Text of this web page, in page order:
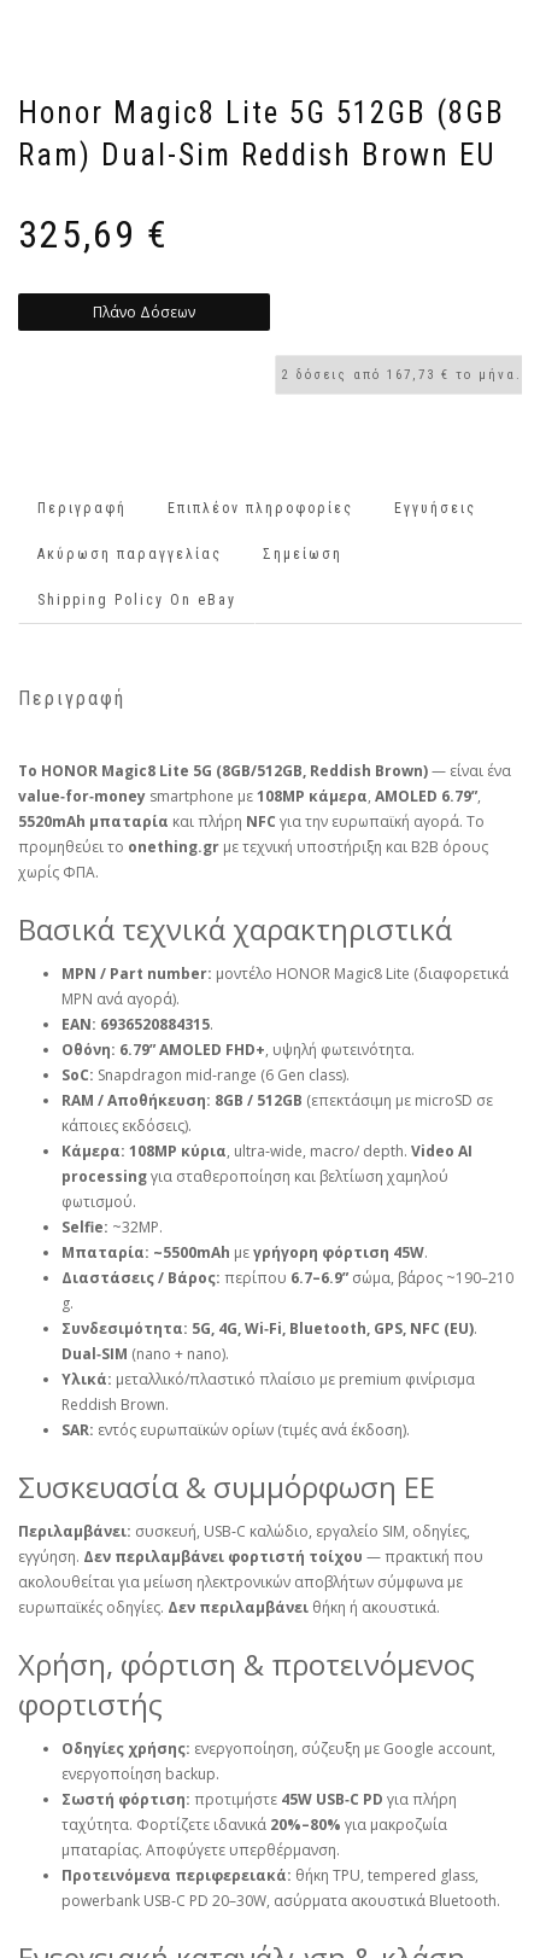
Honor Magic8 Lite 5G 512GB (8GB
Ram) Dual-Sim Reddish Brown EU
325,69 €
Πλάνο Δόσεων
Περιγραφή Επιπλέον πληροφορίες Εγγυήσεις
Ακύρωση παραγγελίας Σημείωση
Shipping Policy On eBay
Περιγραφή
Το HONOR Magic8 Lite 5G (8GB/512GB, Reddish Brown)— είναι ένα
value‑for‑money smartphone με108MP κάμερα, AMOLED 6.79”,
5520mAh μπαταρία και πλήρη NFC για την ευρωπαϊκή αγορά. Το
προμηθεύει το onething.gr με τεχνική υποστήριξη και B2B όρους
χωρίς ΦΠΑ.
Βασικά τεχνικά χαρακτηριστικά
MPN / Part number: μοντέλο HONOR Magic8 Lite (διαφορετικά
MPN ανά αγορά).
EAN: 6936520884315.
Οθόνη: 6.79” AMOLED FHD+, υψηλή φωτεινότητα.
SoC: Snapdragon mid‑range (6 Gen class).
RAM / Αποθήκευση: 8GB / 512GB (επεκτάσιμη με microSD σε
κάποιες εκδόσεις).
Κάμερα: 108MP κύρια, ultra‑wide, macro/ depth. Video AI
processingγια σταθεροποίηση και βελτίωση χαμηλού
φωτισμού.
Selfie: ~32MP.
Μπαταρία: ~5500mAh μεγρήγορη φόρτιση 45W.
Διαστάσεις / Βάρος: περίπου 6.7–6.9” σώμα, βάρος ~190–210
g.
Συνδεσιμότητα: 5G, 4G, Wi‑Fi, Bluetooth, GPS, NFC (EU).
Dual‑SIM (nano + nano).
Υλικά: μεταλλικό/πλαστικό πλαίσιο με premium φινίρισμα
Reddish Brown.
SAR: εντός ευρωπαϊκών ορίων (τιμές ανά έκδοση).
Συσκευασία & συμμόρφωση ΕΕ
Περιλαμβάνει: συσκευή, USB‑C καλώδιο, εργαλείο SIM, οδηγίες,
εγγύηση. Δεν περιλαμβάνει φορτιστή τοίχου — πρακτική που
ακολουθείται για μείωση ηλεκτρονικών αποβλήτων σύμφωνα με
ευρωπαϊκές οδηγίες. Δεν περιλαμβάνει θήκη ή ακουστικά.
Χρήση, φόρτιση & προτεινόμενος
φορτιστής
Οδηγίες χρήσης: ενεργοποίηση, σύζευξη με Google account,
ενεργοποίηση backup.
Σωστή φόρτιση: προτιμήστε 45W USB‑C PD για πλήρη
ταχύτητα. Φορτίζετε ιδανικά 20%–80% για μακροζωία
μπαταρίας. Αποφύγετε υπερθέρμανση.
Προτεινόμενα περιφερειακά: θήκη TPU, tempered glass,
powerbank USB‑C PD 20–30W, ασύρματα ακουστικά Bluetooth.